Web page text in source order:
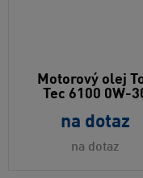
Motorový olej
Tec 6100 0W-
na dotaz
na dotaz